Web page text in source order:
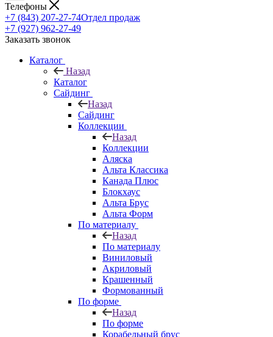
Телефоны
+7 (843) 207-27-74Отдел продаж
+7 (927) 962-27-49
Заказать звонок
Каталог
Назад
Каталог
Сайдинг
Назад
Сайдинг
Коллекции
Назад
Коллекции
Аляска
Альта Классика
Канада Плюс
Блокхаус
Альта Брус
Альта Форм
По материалу
Назад
По материалу
Виниловый
Акриловый
Крашенный
Формованный
По форме
Назад
По форме
Корабельный брус